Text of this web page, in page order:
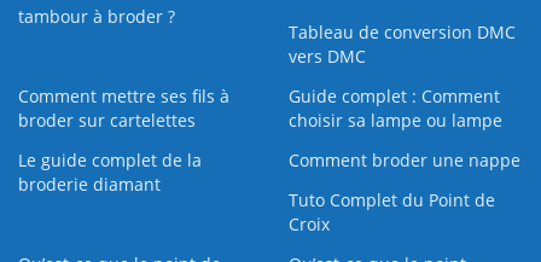
tambour à broder ?
Tableau de conversion DMC
vers DMC
Comment mettre ses fils à
broder sur cartelettes
Guide complet : Comment
choisir sa lampe ou lampe
Le guide complet de la
broderie diamant
Comment broder une nappe
Tuto Complet du Point de
Croix